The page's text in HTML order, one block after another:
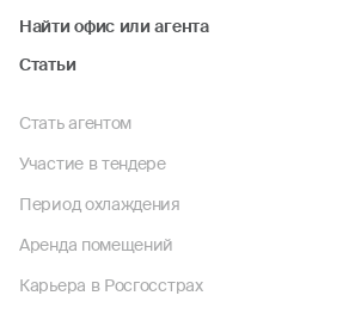
Найти офис или агента
Статьи
Стать агентом
Участие в тендере
Период охлаждения
Аренда помещений
Карьера в Росгосстрах